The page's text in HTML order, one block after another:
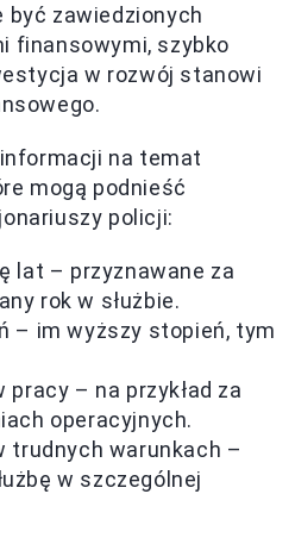
być zawiedzionych
finansowymi, szybko
w rozwój stanowi
na temat
mogą podnieść
policji:
lat – przyznawane za
rok w służbie.
– im wyższy stopień, tym
pracy – na przykład za
operacyjnych.
trudnych warunkach –
w szczególnej